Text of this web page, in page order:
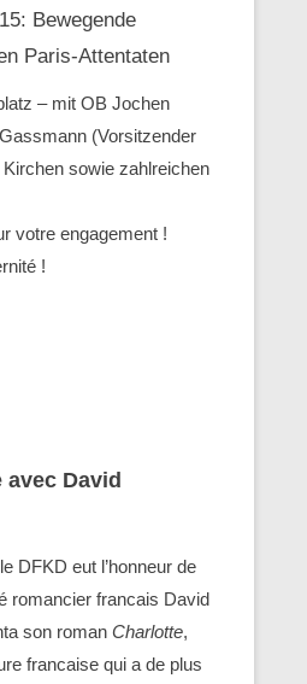
Bewegende
‪Paris-Attentaten
– mit OB Jochen
(Vorsitzender
sowie zahlreichen
votre engagement !
!
David
DFKD eut l’honneur de
romancier francais David
son roman Charlotte,
francaise qui a de plus